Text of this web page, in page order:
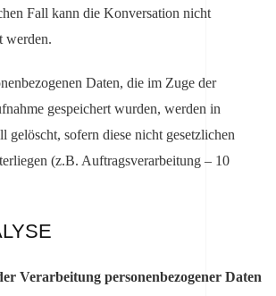
Fall kann die Konversation nicht
werden.
Daten, die im Zuge der
gespeichert wurden, werden in
gelöscht, sofern diese nicht gesetzlichen
(z.B. Auftragsverarbeitung – 10
Verarbeitung personenbezogener Daten